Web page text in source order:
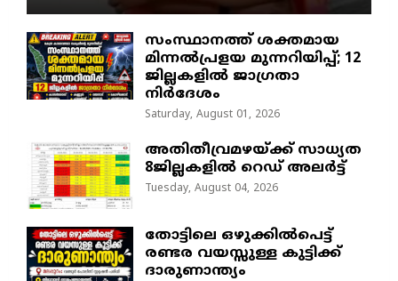
സംസ്ഥാനത്ത് ശക്തമായ
മിന്നൽപ്രളയ മുന്നറിയിപ്പ്; 12
ജില്ലകളിൽ ജാഗ്രതാ
നിർദേശം
Saturday, August 01, 2026
അതിതീവ്രമഴയ്ക്ക് സാധ്യത
8ജില്ലകളിൽ റെഡ് അലർട്ട്
Tuesday, August 04, 2026
തോട്ടിലെ ഒഴുക്കിൽപെട്ട്
രണ്ടര വയസ്സുള്ള കുട്ടിക്ക്
ദാരുണാന്ത്യം